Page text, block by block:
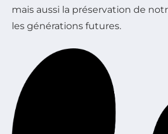
mais aussi la préservation de
les générations futures.